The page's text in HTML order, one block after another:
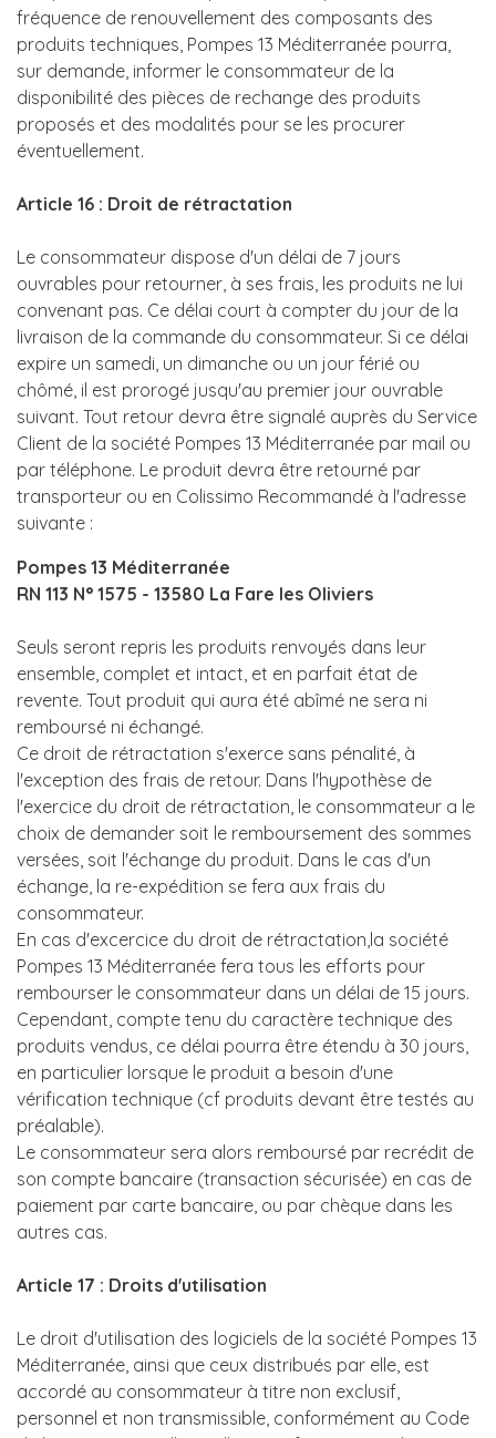
fréquence de renouvellement des composants des
produits techniques, Pompes 13 Méditerranée pourra,
sur demande, informer le consommateur de la
disponibilité des pièces de rechange des produits
proposés et des modalités pour se les procurer
éventuellement.
Article 16 : Droit de rétractation
Le consommateur dispose d'un délai de 7 jours
ouvrables pour retourner, à ses frais, les produits ne lui
convenant pas. Ce délai court à compter du jour de la
livraison de la commande du consommateur. Si ce délai
expire un samedi, un dimanche ou un jour férié ou
chômé, il est prorogé jusqu'au premier jour ouvrable
suivant. Tout retour devra être signalé auprès du Service
Client de la société Pompes 13 Méditerranée par mail ou
par téléphone. Le produit devra être retourné par
transporteur ou en Colissimo Recommandé à l'adresse
suivante :
Pompes 13 Méditerranée
RN 113 N° 1575 - 13580 La Fare les Oliviers
Seuls seront repris les produits renvoyés dans leur
ensemble, complet et intact, et en parfait état de
revente. Tout produit qui aura été abîmé ne sera ni
remboursé ni échangé.
Ce droit de rétractation s'exerce sans pénalité, à
l'exception des frais de retour. Dans l'hypothèse de
l'exercice du droit de rétractation, le consommateur a le
choix de demander soit le remboursement des sommes
versées, soit l'échange du produit. Dans le cas d'un
échange, la re-expédition se fera aux frais du
consommateur.
En cas d'excercice du droit de rétractation,la société
Pompes 13 Méditerranée fera tous les efforts pour
rembourser le consommateur dans un délai de 15 jours.
Cependant, compte tenu du caractère technique des
produits vendus, ce délai pourra être étendu à 30 jours,
en particulier lorsque le produit a besoin d'une
vérification technique (cf produits devant être testés au
préalable).
Le consommateur sera alors remboursé par recrédit de
son compte bancaire (transaction sécurisée) en cas de
paiement par carte bancaire, ou par chèque dans les
autres cas.
Article 17 : Droits d'utilisation
Le droit d'utilisation des logiciels de la société Pompes 13
Méditerranée, ainsi que ceux distribués par elle, est
accordé au consommateur à titre non exclusif,
personnel et non transmissible, conformément au Code